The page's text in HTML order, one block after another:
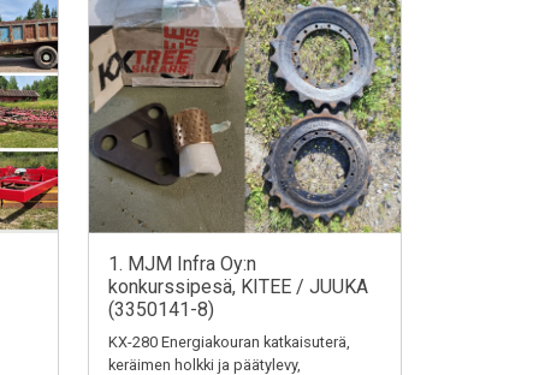
1. MJM Infra Oy:n
konkurssipesä, KITEE / JUUKA
(3350141-8)
KX-280 Energiakouran katkaisuterä,
keräimen holkki ja päätylevy,